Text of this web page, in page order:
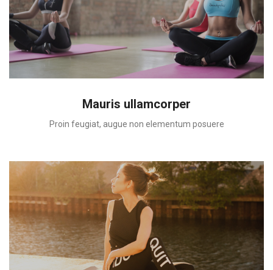
Mauris ullamcorper
Proin feugiat, augue non elementum posuere